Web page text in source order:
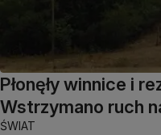
Płonęły winnice i
Wstrzymano ruch
ŚWIAT